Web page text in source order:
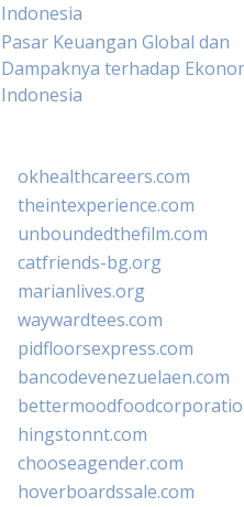
Indonesia
Pasar Keuangan Global dan
Dampaknya terhadap
Indonesia
okhealthcareers.com
theintexperience.com
unboundedthefilm.com
catfriends-bg.org
marianlives.org
waywardtees.com
pidfloorsexpress.com
bancodevenezuelaen.com
hingstonnt.com
chooseagender.com
hoverboardssale.com